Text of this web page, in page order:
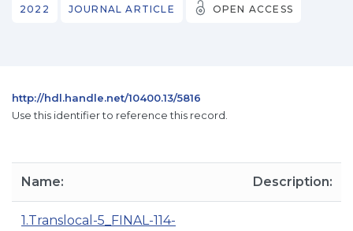
2022 JOURNAL ARTICLE OPEN ACCESS
http://hdl.handle.net/10400.13/5816
Use this identifier to reference this record.
Name: Description:
1.Translocal-5_FINAL-114-